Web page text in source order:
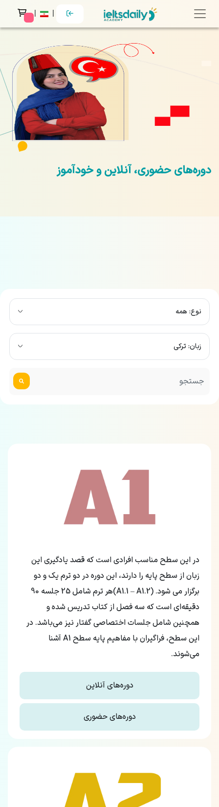
|
|
دوره‌های حضوری، آنلاین و خودآموز
نوع: همه
زبان: ترکی
در این سطح مناسب افرادی است که قصد یادگیری این
زبان از سطح پایه را دارند، این دوره در دو ترم یک و دو
برگزار می شود. (A1.1 – A1.2)هر ترم شامل 25 جلسه 90
دقیقه‌ای است که سه فصل از کتاب تدریس شده و
همچنین شامل جلسات اختصاصی گفتار نیز می‌باشد. در
این سطح، فراگیران با مفاهیم پایه سطح A1 آشنا
می‌شوند.
دوره‌های آنلاین
دوره‌های حضوری